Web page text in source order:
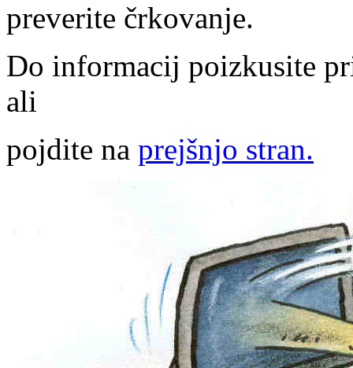
preverite črkovanje.
Do informacij poizkusite
ali
pojdite na prejšnjo stran.